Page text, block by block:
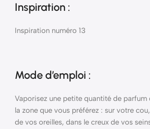
Inspiration :
Inspiration numéro 13
Mode d’emploi :
Vaporisez une petite quantité de parfum
la zone que vous préférez : sur votre
de vos oreilles, dans le creux de vos